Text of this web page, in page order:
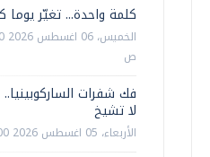
كلمة واحدة... تغيّر يوما
ص
فك شفرات
لا تشيخ
الأربعاء، 05 اغسطس 2026 12:00 م